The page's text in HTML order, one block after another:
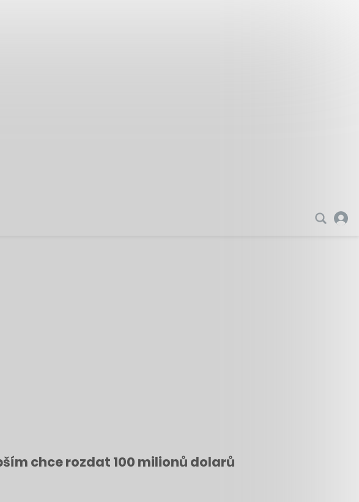
chce rozdat 100 milionů dolarů